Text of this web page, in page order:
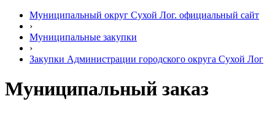
Муниципальный округ Сухой Лог. официальный сайт
›
Муниципальные закупки
›
Закупки Администрации городского округа Сухой Лог
Муниципальный заказ